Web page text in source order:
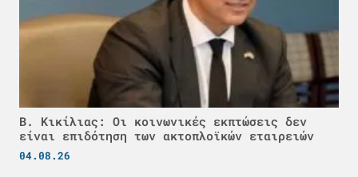
Β. Κικίλιας: Οι κοινωνικές εκπτώσεις δεν
είναι επιδότηση των ακτοπλοϊκών εταιρειών
04.08.26